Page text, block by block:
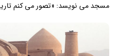
مسجد می نویسد: «تصور می کنم تاریخ بنا رقم